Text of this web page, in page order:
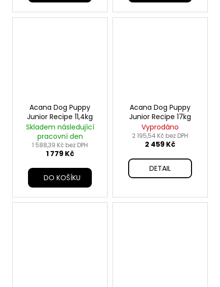
Acana Dog Puppy
Junior Recipe 11,4kg
Skladem následující
pracovní den
1 588,39 Kč bez DPH
1 779 Kč
DO KOŠÍKU
Acana Dog Puppy
Junior Recipe 17kg
Vyprodáno
2 195,54 Kč bez DPH
2 459 Kč
DETAIL